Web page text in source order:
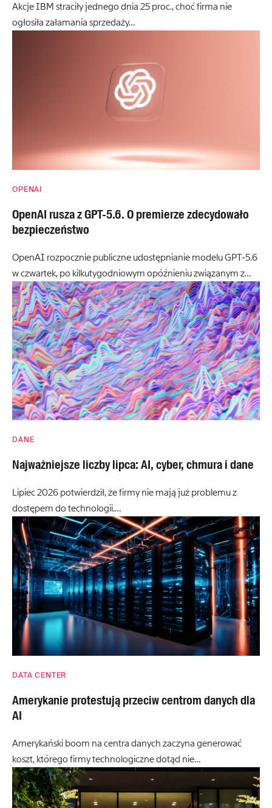
Akcje IBM straciły jednego dnia 25 proc., choć firma nie
ogłosiła załamania sprzedaży…
OPENAI
OpenAI rusza z GPT-5.6. O premierze zdecydowało
bezpieczeństwo
OpenAI rozpocznie publiczne udostępnianie modelu GPT-5.6
w czwartek, po kilkutygodniowym opóźnieniu związanym z…
DANE
Najważniejsze liczby lipca: AI, cyber, chmura i dane
Lipiec 2026 potwierdził, że firmy nie mają już problemu z
dostępem do technologii.…
DATA CENTER
Amerykanie protestują przeciw centrom danych dla
AI
Amerykański boom na centra danych zaczyna generować
koszt, którego firmy technologiczne dotąd nie…